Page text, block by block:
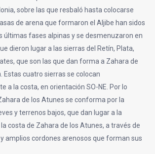
sobre las que resbaló hasta colocarse
de arena que formaron el Aljibe han sidos
últimas fases alpinas y se desmenuzaron en
dieron lugar a las sierras del Retín, Plata,
que son las que dan forma a Zahara de
Estas cuatro sierras se colocan
a la costa, en orientación SO-NE. Por lo
de los Atunes se conforma por la
y terrenos bajos, que dan lugar a la
costa de Zahara de los Atunes, a través de
amplios cordones arenosos que forman sus